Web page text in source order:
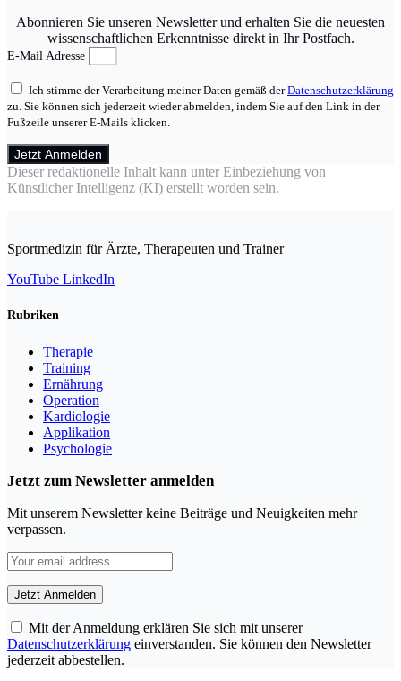
Abonnieren Sie unseren Newsletter und erhalten Sie die neuesten
wissenschaftlichen Erkenntnisse direkt in Ihr Postfach.
E-Mail Adresse
Ich stimme der Verarbeitung meiner Daten gemäß derDatenschutzerklärung
zu. Sie können sich jederzeit wieder abmelden, indem Sie auf den Link in der
Fußzeile unserer E-Mails klicken.
Jetzt Anmelden
Dieser redaktionelle Inhalt kann unter Einbeziehung von
Künstlicher Intelligenz (KI) erstellt worden sein.
Sportmedizin für Ärzte, Therapeuten und Trainer
YouTube LinkedIn
Rubriken
Therapie
Training
Ernährung
Operation
Kardiologie
Applikation
Psychologie
Jetzt zum Newsletter anmelden
Mit unserem Newsletter keine Beiträge und Neuigkeiten mehr
verpassen.
Mit der Anmeldung erklären Sie sich mit unserer
Datenschutzerklärung einverstanden. Sie können den Newsletter
jederzeit abbestellen.